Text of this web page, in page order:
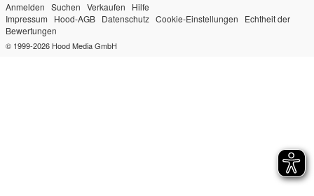
Anmelden Suchen Verkaufen
Hilfe
Impressum
Hood-AGB Datenschutz Cookie-Einstellungen
Echtheit der
Bewertungen
© 1999-2026 Hood Media GmbH